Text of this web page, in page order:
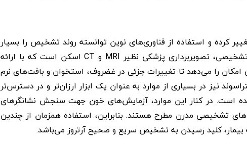
کرده و استفاده از فناوری‌های نوین توانسته روند تشخیص را بسیار
سریع‌تر و دقیق‌تر نماید. یکی از مهم‌ترین روش‌های تشخیصی، تصویربرداری پزشکی نظیر MRI و CT اسکن است که با ارائه
امکان را می‌دهد تا تغییرات جزئی در غضروف، استخوان و بافت‌های نرم
نیز در بسیاری از موارد به عنوان یک ابزار ارزان‌تر و در دسترس‌تر
است. در کنار این موارد، آزمایش‌های خون جهت سنجش نشانگرهای
تشخیصی مدرن مطرح هستند. بنابراین، استفاده همزمان از چندین
بیمار، کلید رسیدن به تشخیص سریع و صحیح آرتروز می‌باشد.